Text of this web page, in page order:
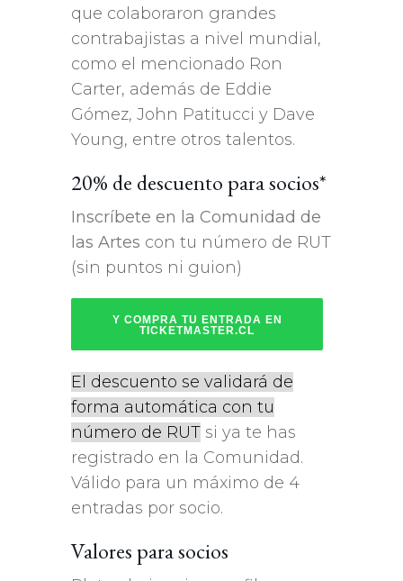
que colaboraron grandes
contrabajistas a nivel mundial,
como el mencionado Ron
Carter, además de Eddie
Gómez, John Patitucci y Dave
Young, entre otros talentos.
20% de descuento para socios*
Inscríbete en la Comunidad de
las Artes con tu número de RUT
(sin puntos ni guion)
Y COMPRA TU ENTRADA EN
TICKETMASTER.CL
El descuento se validará de
forma automática con tu
número de RUT si ya te has
registrado en la Comunidad.
Válido para un máximo de 4
entradas por socio.
Valores para socios